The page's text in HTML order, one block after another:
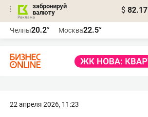
забронируй
валюту
$ 82.17
Челны20.2° Москва22.5°
22 апреля 2026, 11:23